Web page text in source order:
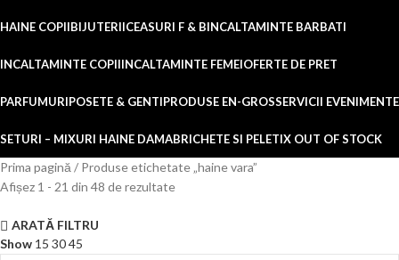
HAINE COPIIBIJUTERIICEASURI F & BINCALTAMINTE BARBATI
INCALTAMINTE COPIIINCALTAMINTE FEMEIOFERTE DE PRET
PARFUMURIPOSETE & GENTIPRODUSE EN-GROSSERVICII EVENIMENTE
SETURI – MIXURI HAINE DAMABRICHETE SI PELETIX OUT OF STOCK
Prima pagină
Produse etichetate „haine vara”
Afișez 1 - 21 din 48 de rezultate
ARATĂ FILTRU
Show 15 3045